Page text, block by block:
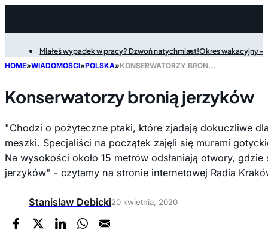
Miałeś wypadek w pracy? Dzwoń natychmiast!Okres wakacyjny -
HOME»WIADOMOŚCI»POLSKA» KONSERWATORZY BRONIĄ JERZYKÓW
Konserwatorzy bronią jerzyków
"Chodzi o pożyteczne ptaki, które zjadają dokuczliwe
meszki. Specjaliści na początek zajęli się murami
Na wysokości około 15 metrów odsłaniają otwory,
jerzyków" - czytamy na stronie internetowej Radia
Stanislaw Debicki20 kwietnia, 2020
Filter